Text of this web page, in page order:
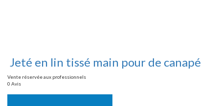
Jeté en lin tissé main pour de canapé
Vente réservée aux professionnels
0 Avis